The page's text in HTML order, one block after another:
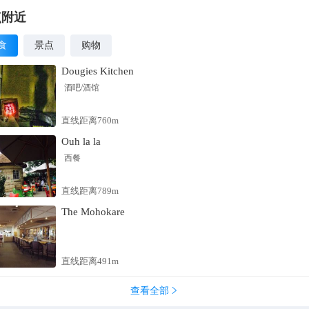
近
景点 购物
Dougies Kitchen
酒吧/酒馆
直线距离760m
Ouh la la
西餐
直线距离789m
The Mohokare
直线距离491m
查看全部 